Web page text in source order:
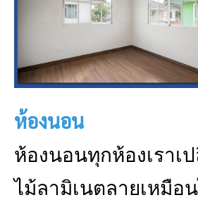
ห้องนอน
ห้องนอนทุกห้องเราเ
ไม้ลามิเนตลายเหมือ